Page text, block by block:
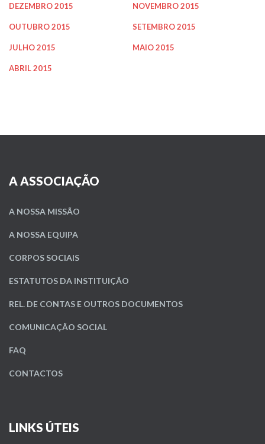
DEZEMBRO 2015 NOVEMBRO 2015
OUTUBRO 2015 SETEMBRO 2015
JULHO 2015 MAIO 2015
ABRIL 2015
A ASSOCIAÇÃO
A NOSSA MISSÃO
A NOSSA EQUIPA
CORPOS SOCIAIS
ESTATUTOS DA INSTITUIÇÃO
REL. DE CONTAS E OUTROS DOCUMENTOS
COMUNICAÇÃO SOCIAL
FAQ
CONTACTOS
LINKS ÚTEIS